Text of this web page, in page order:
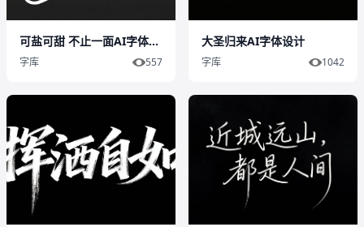
可盐可甜 不止一面AI字体设计
字库 557
大圣归来AI字体设计
字库 1042